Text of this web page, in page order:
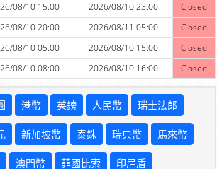
08/10 15:00 2026/08/10 23:00
Closed
08/10 20:00 2026/08/11 05:00
Closed
08/10 05:00 2026/08/10 15:00
Closed
08/10 08:00 2026/08/10 16:00 Closed
港幣 英鎊 人民幣 瑞士法郎
新加坡幣 泰銖 瑞典幣 馬來幣
澳門幣 菲國比索 印尼盾